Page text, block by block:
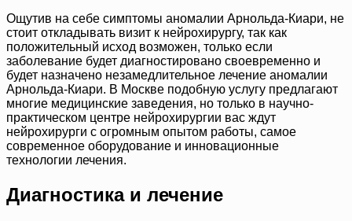
Ощутив на себе симптомы аномалии Арнольда-Киари, не
стоит откладывать визит к нейрохирургу, так как
положительный исход возможен, только если
заболевание будет диагностировано своевременно и
будет назначено незамедлительное лечение аномалии
Арнольда-Киари. В Москве подобную услугу предлагают
многие медицинские заведения, но только в научно-
практическом центре нейрохирургии вас ждут
нейрохирурги с огромным опытом работы, самое
современное оборудование и инновационные
технологии лечения.
Диагностика и лечение